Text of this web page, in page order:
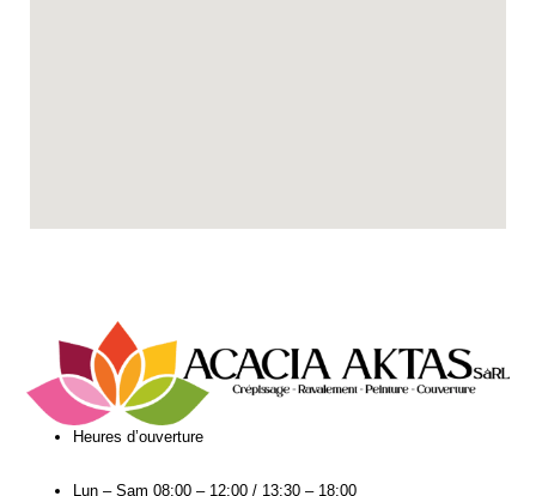
Heures d’ouverture​
Lun – Sam 08:00 – 12:00 / 13:30 – 18:00